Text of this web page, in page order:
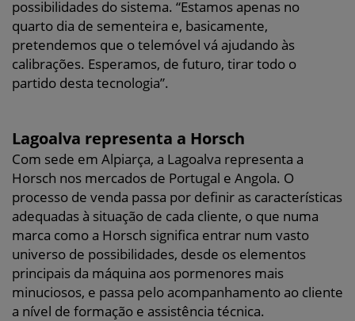
possibilidades do sistema. “Estamos apenas no
quarto dia de sementeira e, basicamente,
pretendemos que o telemóvel vá ajudando às
calibrações. Esperamos, de futuro, tirar todo o
partido desta tecnologia”.
Lagoalva representa a Horsch
Com sede em Alpiarça, a Lagoalva representa a
Horsch nos mercados de Portugal e Angola. O
processo de venda passa por definir as características
adequadas à situação de cada cliente, o que numa
marca como a Horsch significa entrar num vasto
universo de possibilidades, desde os elementos
principais da máquina aos pormenores mais
minuciosos, e passa pelo acompanhamento ao cliente
a nível de formação e assistência técnica.